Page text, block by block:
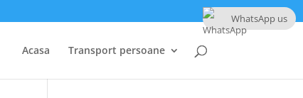
Acasa Transport persoane
WhatsApp us